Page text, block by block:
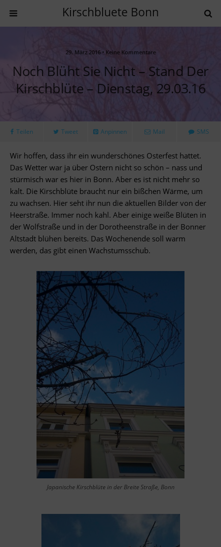
Kirschbluete Bonn
29. März 2016 • Keine Kommentare
Noch Blüht Sie Nicht – Stand Der
Kirschblüte – Dienstag, 29.03.16
Teilen Tweet Anpinnen Mail SMS
Wir hoffen, dass ihr ein wunderschönes Osterfest hattet.
Das Wetter war ja über Ostern nicht so schön – nass und
stürmisch war es hier in Bonn. Aber es ist nicht mehr so
kalt. Die Kirschblüte braucht nur ein bißchen Wärme, um
zu wachsen. Hier seht ihr nun die aktuellen Bilder von der
Heerstraße. Immer noch kahl. Aber einige weiße Blüten in
der Wolfstraße und in der Dorotheenstraße in der Bonner
Altstadt blühen bereits. Das Wochenende soll warm
werden, das gibt einen Wachstumsschub.
Japanische Kirschblüte in der Breite Straße, Bonn